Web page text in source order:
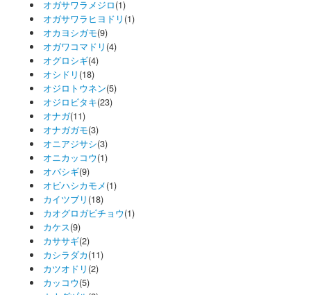
オガサワラメジロ(1)
オガサワラヒヨドリ (1)
オカヨシガモ(9)
オガワコマドリ (4)
オグロシギ(4)
オシドリ (18)
オジロトウネン(5)
オジロビタキ(23)
オナガ(11)
オナガガモ(3)
オニアジサシ(3)
オニカッコウ(1)
オバシギ(9)
オビハシカモメ(1)
カイツブリ (18)
カオグロガビチョウ(1)
カケス(9)
カササギ(2)
カシラダカ(11)
カツオドリ (2)
カッコウ(5)